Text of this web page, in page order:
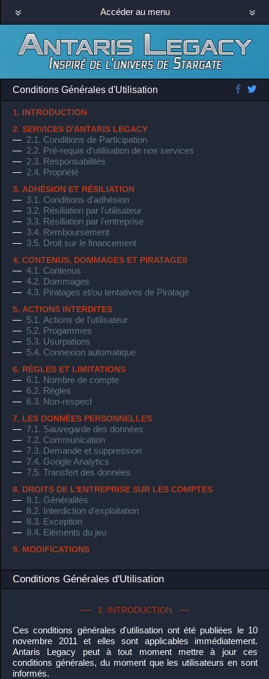
Accéder au menu
Conditions Générales d'Utilisation
1. INTRODUCTION
2. SERVICES D'ANTARIS LEGACY
— 2.1. Conditions de Participation
— 2.2. Pré-requis d'utilisation de nos services
— 2.3. Responsabilités
— 2.4. Propriété
3. ADHÉSION ET RÉSILIATION
— 3.1. Conditions d'adhésion
— 3.2. Résiliation par l'utilisateur
— 3.3. Résiliation par l'entreprise
— 3.4. Remboursement
— 3.5. Droit sur le financement
4. CONTENUS, DOMMAGES ET PIRATAGES
— 4.1. Contenus
— 4.2. Dommages
— 4.3. Piratages et/ou tentatives de Piratage
5. ACTIONS INTERDITES
— 5.1. Actions de l'utilisateur
— 5.2. Progammes
— 5.3. Usurpations
— 5.4. Connexion automatique
6. RÈGLES ET LIMITATIONS
— 6.1. Nombre de compte
— 6.2. Règles
— 6.3. Non-respect
7. LES DONNÉES PERSONNELLES
— 7.1. Sauvegarde des données
— 7.2. Communication
— 7.3. Demande et suppression
— 7.4. Google Analytics
— 7.5. Transfert des données
8. DROITS DE L'ENTREPRISE SUR LES COMPTES
— 8.1. Généralités
— 8.2. Interdiction d'exploitation
— 8.3. Exception
— 8.4. Eléments du jeu
9. MODIFICATIONS
Conditions Générales d'Utilisation
1. INTRODUCTION
Ces conditions générales d'utilisation ont été publiées le 10
novembre 2011 et elles sont applicables immédiatement.
Antaris Legacy peut à tout moment mettre à jour ces
conditions générales, du moment que les utilisateurs en sont
informés.